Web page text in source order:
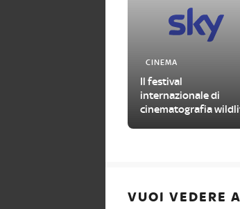
CINEMA
Il festival
internazionale di
cinematografia
VUOI VEDERE